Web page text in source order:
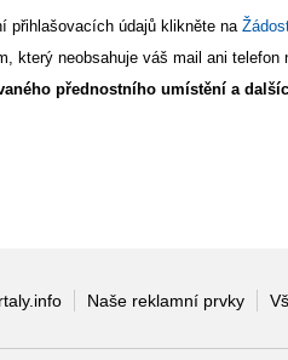
přihlašovacích údajů klikněte na
který neobsahuje váš mail ani
přednostního umístění a
Naše reklamní prvky